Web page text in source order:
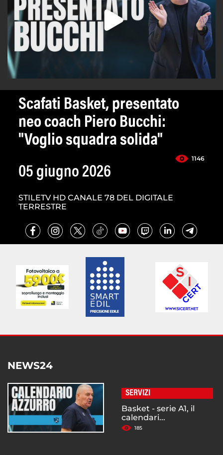
Scafati Basket, presentato
neo coach Piero Bucchi:
"Voglio squadra solida"
1146
05 giugno 2026
STILETV HD CANALE 78 DEL DIGITALE
TERRESTRE
NEWS24
SERVIZI
Basket - serie A1, il
calendari...
185